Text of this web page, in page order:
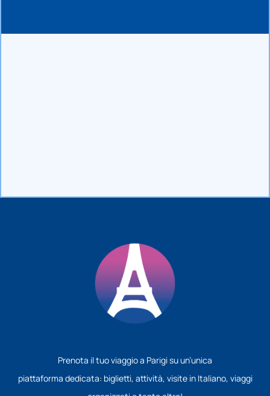
Prenota il tuo viaggio a Parigi su un’unica
piattaforma dedicata: biglietti, attività, visite in Italiano, viaggi